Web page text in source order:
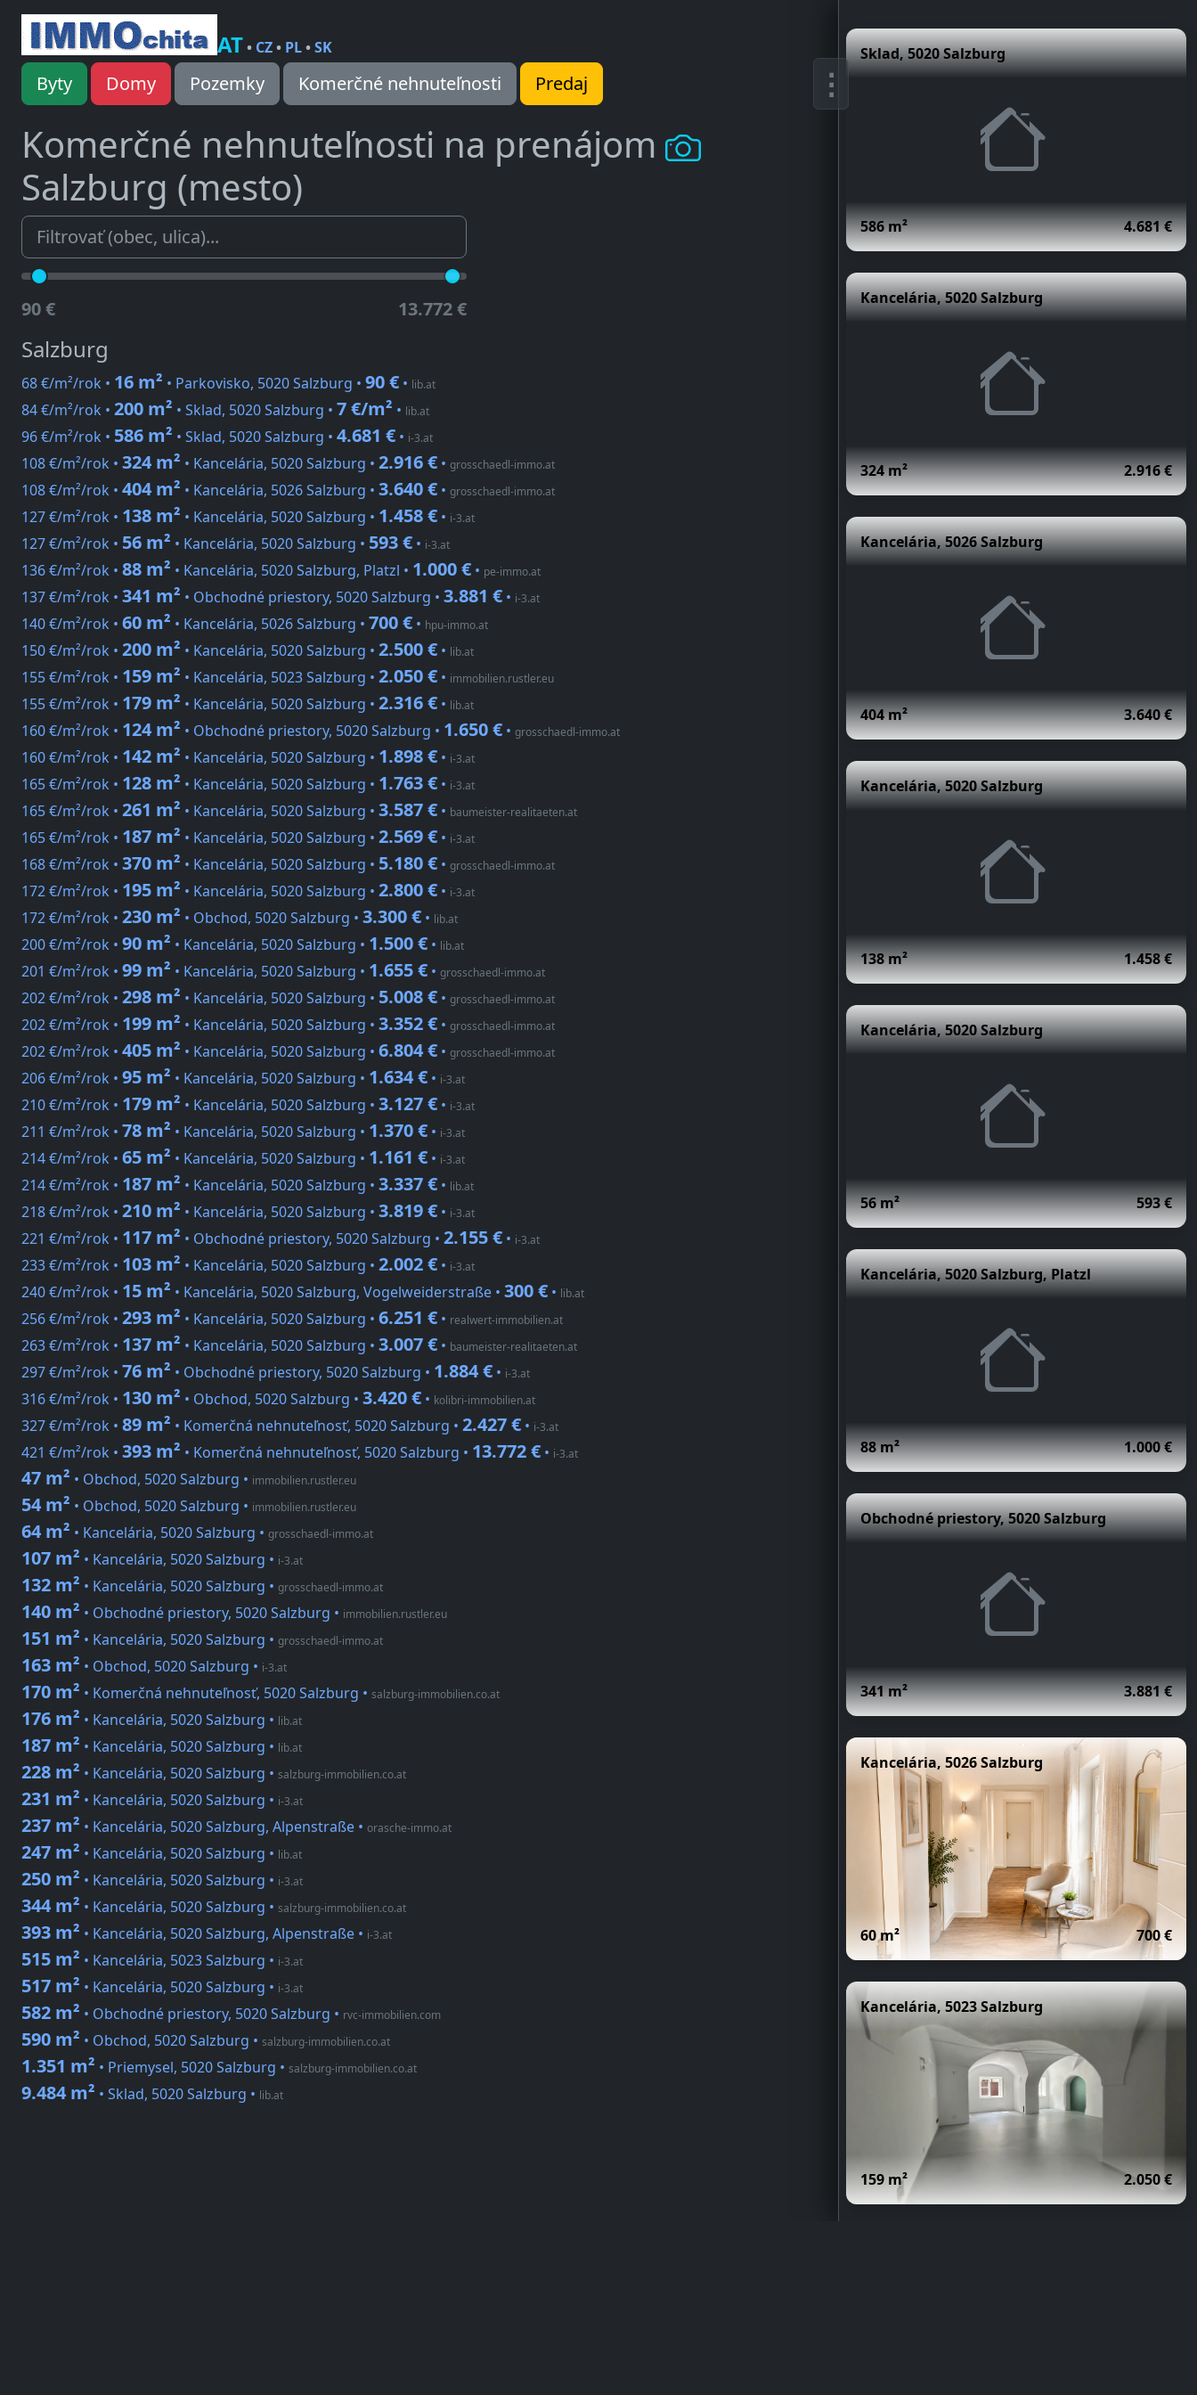
AT• CZ• PL•SK
Byty Domy Pozemky Komerčné nehnuteľnosti Predaj
Komerčné nehnuteľnosti na prenájom
Salzburg (mesto)
90 € 13.772 €
Salzburg
68 €/m²/rok • 16 m² • Parkovisko, 5020 Salzburg • 90 € • lib.at
84 €/m²/rok • 200 m² • Sklad, 5020 Salzburg • 7 €/m² • lib.at
96 €/m²/rok • 586 m² • Sklad, 5020 Salzburg • 4.681 € • i-3.at
108 €/m²/rok • 324 m² • Kancelária, 5020 Salzburg • 2.916 € • grosschaedl-immo.at
108 €/m²/rok • 404 m² • Kancelária, 5026 Salzburg • 3.640 € • grosschaedl-immo.at
127 €/m²/rok • 138 m² • Kancelária, 5020 Salzburg • 1.458 € • i-3.at
127 €/m²/rok • 56 m² • Kancelária, 5020 Salzburg • 593 € • i-3.at
136 €/m²/rok • 88 m² • Kancelária, 5020 Salzburg, Platzl • 1.000 € • pe-immo.at
137 €/m²/rok • 341 m² • Obchodné priestory, 5020 Salzburg • 3.881 € • i-3.at
140 €/m²/rok • 60 m² • Kancelária, 5026 Salzburg • 700 € • hpu-immo.at
150 €/m²/rok • 200 m² • Kancelária, 5020 Salzburg • 2.500 € • lib.at
155 €/m²/rok • 159 m² • Kancelária, 5023 Salzburg • 2.050 € • immobilien.rustler.eu
155 €/m²/rok • 179 m² • Kancelária, 5020 Salzburg • 2.316 € • lib.at
160 €/m²/rok • 124 m² • Obchodné priestory, 5020 Salzburg • 1.650 € • grosschaedl-immo.at
160 €/m²/rok • 142 m² • Kancelária, 5020 Salzburg • 1.898 € • i-3.at
165 €/m²/rok • 128 m² • Kancelária, 5020 Salzburg • 1.763 € • i-3.at
165 €/m²/rok • 261 m² • Kancelária, 5020 Salzburg • 3.587 € • baumeister-realitaeten.at
165 €/m²/rok • 187 m² • Kancelária, 5020 Salzburg • 2.569 € • i-3.at
168 €/m²/rok • 370 m² • Kancelária, 5020 Salzburg • 5.180 € • grosschaedl-immo.at
172 €/m²/rok • 195 m² • Kancelária, 5020 Salzburg • 2.800 € • i-3.at
172 €/m²/rok • 230 m² • Obchod, 5020 Salzburg • 3.300 € • lib.at
200 €/m²/rok • 90 m² • Kancelária, 5020 Salzburg • 1.500 € • lib.at
201 €/m²/rok • 99 m² • Kancelária, 5020 Salzburg • 1.655 € • grosschaedl-immo.at
202 €/m²/rok • 298 m² • Kancelária, 5020 Salzburg • 5.008 € • grosschaedl-immo.at
202 €/m²/rok • 199 m² • Kancelária, 5020 Salzburg • 3.352 € • grosschaedl-immo.at
202 €/m²/rok • 405 m² • Kancelária, 5020 Salzburg • 6.804 € • grosschaedl-immo.at
206 €/m²/rok • 95 m² • Kancelária, 5020 Salzburg • 1.634 € • i-3.at
210 €/m²/rok • 179 m² • Kancelária, 5020 Salzburg • 3.127 € • i-3.at
211 €/m²/rok • 78 m² • Kancelária, 5020 Salzburg • 1.370 € • i-3.at
214 €/m²/rok • 65 m² • Kancelária, 5020 Salzburg • 1.161 € • i-3.at
214 €/m²/rok • 187 m² • Kancelária, 5020 Salzburg • 3.337 € • lib.at
218 €/m²/rok • 210 m² • Kancelária, 5020 Salzburg • 3.819 € • i-3.at
221 €/m²/rok • 117 m² • Obchodné priestory, 5020 Salzburg • 2.155 € • i-3.at
233 €/m²/rok • 103 m² • Kancelária, 5020 Salzburg • 2.002 € • i-3.at
240 €/m²/rok • 15 m² • Kancelária, 5020 Salzburg, Vogelweiderstraße • 300 € • lib.at
256 €/m²/rok • 293 m² • Kancelária, 5020 Salzburg • 6.251 € • realwert-immobilien.at
263 €/m²/rok • 137 m² • Kancelária, 5020 Salzburg • 3.007 € • baumeister-realitaeten.at
297 €/m²/rok • 76 m² • Obchodné priestory, 5020 Salzburg • 1.884 € • i-3.at
316 €/m²/rok • 130 m² • Obchod, 5020 Salzburg • 3.420 € • kolibri-immobilien.at
327 €/m²/rok • 89 m² • Komerčná nehnuteľnosť, 5020 Salzburg • 2.427 € • i-3.at
421 €/m²/rok • 393 m² • Komerčná nehnuteľnosť, 5020 Salzburg • 13.772 € • i-3.at
47 m² • Obchod, 5020 Salzburg • immobilien.rustler.eu
54 m² • Obchod, 5020 Salzburg • immobilien.rustler.eu
64 m² • Kancelária, 5020 Salzburg • grosschaedl-immo.at
107 m² • Kancelária, 5020 Salzburg • i-3.at
132 m² • Kancelária, 5020 Salzburg • grosschaedl-immo.at
140 m² • Obchodné priestory, 5020 Salzburg • immobilien.rustler.eu
151 m² • Kancelária, 5020 Salzburg • grosschaedl-immo.at
163 m² • Obchod, 5020 Salzburg • i-3.at
170 m² • Komerčná nehnuteľnosť, 5020 Salzburg • salzburg-immobilien.co.at
176 m² • Kancelária, 5020 Salzburg • lib.at
187 m² • Kancelária, 5020 Salzburg • lib.at
228 m² • Kancelária, 5020 Salzburg • salzburg-immobilien.co.at
231 m² • Kancelária, 5020 Salzburg • i-3.at
237 m² • Kancelária, 5020 Salzburg, Alpenstraße • orasche-immo.at
247 m² • Kancelária, 5020 Salzburg • lib.at
250 m² • Kancelária, 5020 Salzburg • i-3.at
344 m² • Kancelária, 5020 Salzburg • salzburg-immobilien.co.at
393 m² • Kancelária, 5020 Salzburg, Alpenstraße • i-3.at
515 m² • Kancelária, 5023 Salzburg • i-3.at
517 m² • Kancelária, 5020 Salzburg • i-3.at
582 m² • Obchodné priestory, 5020 Salzburg • rvc-immobilien.com
590 m² • Obchod, 5020 Salzburg • salzburg-immobilien.co.at
1.351 m² • Priemysel, 5020 Salzburg • salzburg-immobilien.co.at
9.484 m² • Sklad, 5020 Salzburg • lib.at